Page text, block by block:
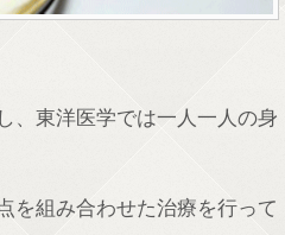
、東洋医学では一人一人の身
を組み合わせた治療を行って